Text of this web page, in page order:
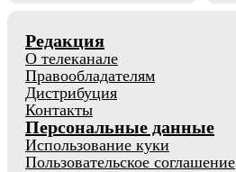
Редакция
О телеканале
Правообладателям
Дистрибуция
Контакты
Персональные данные
Использование куки
Пользовательское соглашение